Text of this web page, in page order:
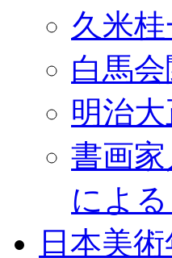
久米
白馬
明治
書画
による
日本美